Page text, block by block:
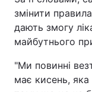
змінити
дають змогу
майбутнього
"Ми повинні
має кисень,